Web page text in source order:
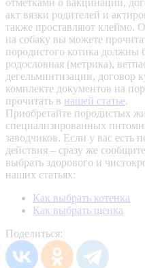
отметками о вакцинации,
акт вязки родителей и
также проставляют клеймо.
на собаку вы можете
породистого котика
родословная (метрика),
дегельминтизации,
комплекте документов на
прочитать в нашей статье.
Приобретайте породистых
специализированных
заводчиков. Если у вас есть
действия – сразу же
выбрать здорового и
наших статьях:
Как выбрать котенка
Как выбрать щенка
Поделиться: